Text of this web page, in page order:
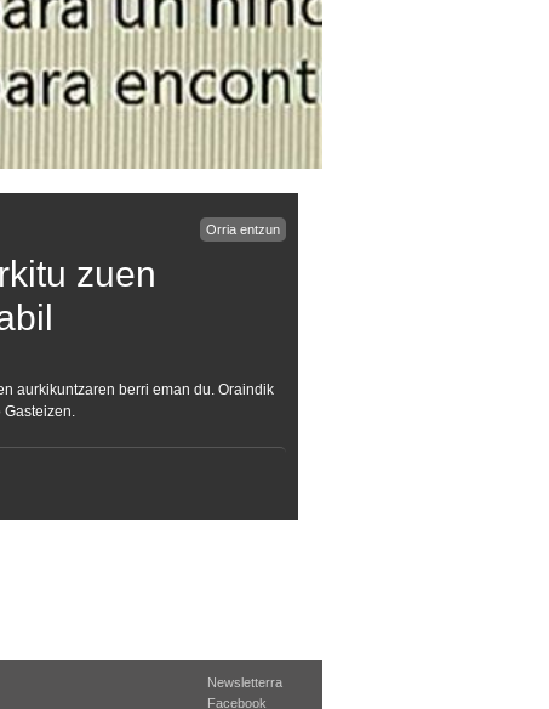
Orria entzun
zuen
aurkikuntzaren berri eman du. Oraindik
Newsletterra
Facebook